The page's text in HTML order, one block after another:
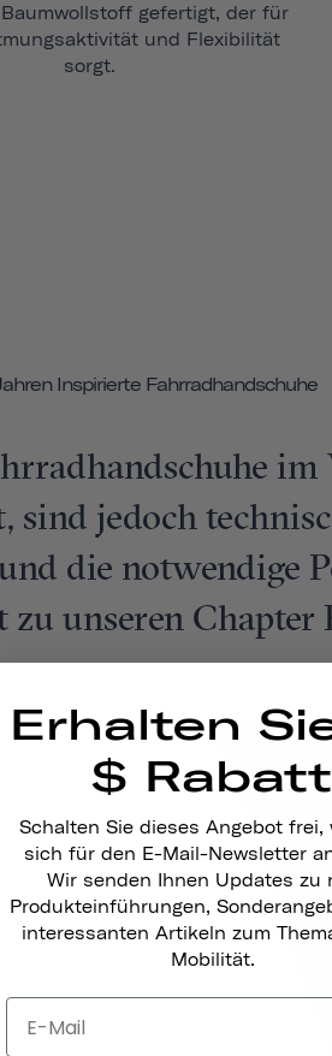
gefertigt, der für
und Flexibilität
sorgt.
Inspirierte Fahrradhandschuhe
sind jedoch
die notwendige
zu unseren
Erhalten
$ Rabatt
Schalten Sie dieses Angebot frei,
sich für den E-Mail-Newsletter
Wir senden Ihnen Updates zu
Produkteinführungen,
interessanten Artikeln zum
Mobilität.